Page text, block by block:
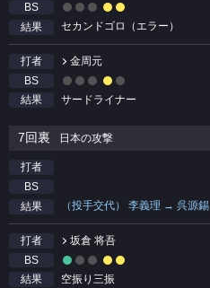
BS
結果
セカンドゴロ（エラー）
打者
金周元
BS
結果
サードライナー
7回裏 日本の攻撃
打者
BS
結果
（投手交代） 李義理 → 呉源錫
打者
坂倉 将吾
BS
結果
空振り三振